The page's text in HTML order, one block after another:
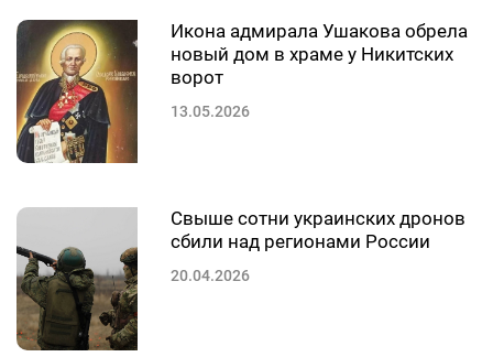
Икона адмирала Ушакова обрела
новый дом в храме у Никитских
ворот
13.05.2026
Свыше сотни украинских дронов
сбили над регионами России
20.04.2026